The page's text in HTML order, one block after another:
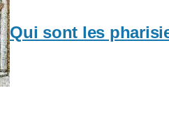
Qui sont les